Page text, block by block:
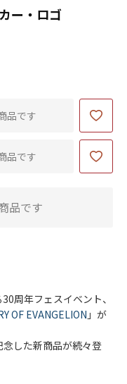
ー・ロゴ
品です
品です
品です
周年フェスイベント、
OF EVANGELION 」が
した新商品が続々登